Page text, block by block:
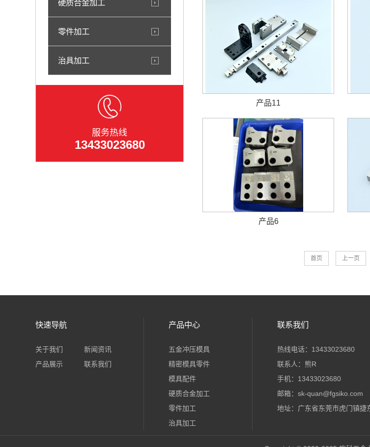
硬质合金加工
零件加工
治具加工
服务热线
13433023680
产品11
产品6
首页 上一页
快速导航
关于我们
新闻资讯
产品展示
联系我们
产品中心
五金冲压模具
精密模具零件
模具配件
硬质合金加工
零件加工
治具加工
联系我们
热线电话：13433023680
联系人：熊R
手机：13433023680
邮箱：sk-quan@fgsiko.com
地址：广东省东莞市虎门镇捷